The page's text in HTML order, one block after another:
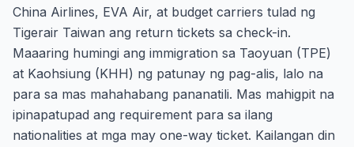
China Airlines, EVA Air, at budget carriers tulad ng
Tigerair Taiwan ang return tickets sa check-in.
Maaaring humingi ang immigration sa Taoyuan (TPE)
at Kaohsiung (KHH) ng patunay ng pag-alis, lalo na
para sa mas mahahabang pananatili. Mas mahigpit na
ipinapatupad ang requirement para sa ilang
nationalities at mga may one-way ticket. Kailangan din